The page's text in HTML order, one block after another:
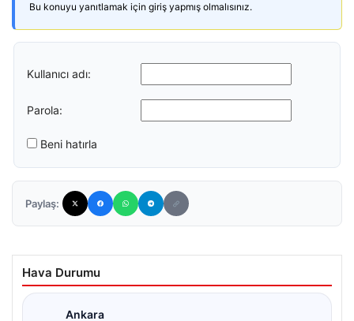
Bu konuyu yanıtlamak için giriş yapmış olmalısınız.
Kullanıcı adı:
Parola:
Beni hatırla
Paylaş:
Hava Durumu
Ankara